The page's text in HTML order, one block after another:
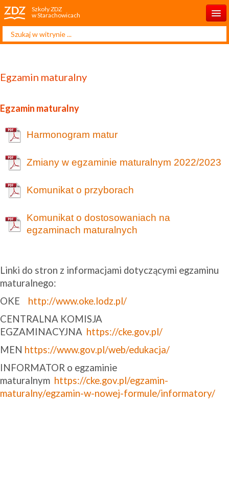
Szkoły ZDZ
w Starachowicach
Start
Rekrutacja 2025/2026
Projekty
Kontakt
Szukaj...
Egzamin maturalny
Egzamin maturalny
Harmonogram matur
Zmiany w egzaminie maturalnym 2022/2023
Komunikat o przyborach
Komunikat o dostosowaniach na
egzaminach maturalnych
Linki do stron z informacjami dotyczącymi egzaminu
maturalnego:
OKE http://www.oke.lodz.pl/
CENTRALNA KOMISJA
EGZAMINACYJNA https://cke.gov.pl/
MEN https://www.gov.pl/web/edukacja/
INFORMATOR o egzaminie
maturalnym https://cke.gov.pl/egzamin-
maturalny/egzamin-w-nowej-formule/informatory/